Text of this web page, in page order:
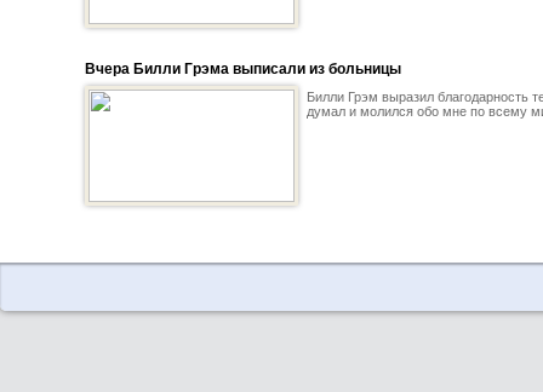
Вчера Билли Грэма выписали из больницы
Билли Грэм выразил благодарность
думал и молился обо мне по всему